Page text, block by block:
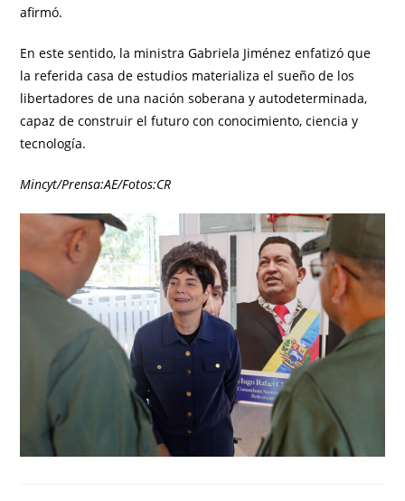
afirmó.
En este sentido, la ministra Gabriela Jiménez enfatizó que
la referida casa de estudios materializa el sueño de los
libertadores de una nación soberana y autodeterminada,
capaz de construir el futuro con conocimiento, ciencia y
tecnología.
Mincyt/Prensa:AE/Fotos:CR